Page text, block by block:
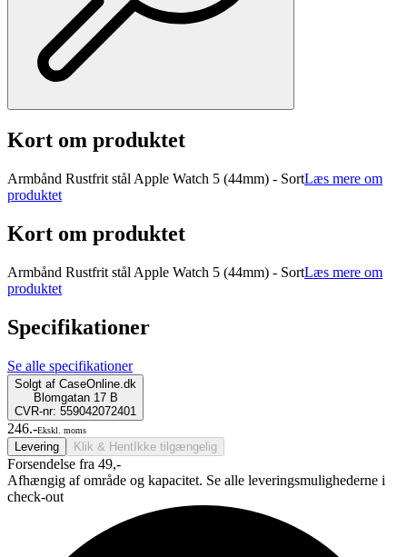
Kort om produktet
Armbånd Rustfrit stål Apple Watch 5 (44mm) - SortLæs mere om
produktet
Kort om produktet
Armbånd Rustfrit stål Apple Watch 5 (44mm) - SortLæs mere om
produktet
Specifikationer
Se alle specifikationer
Solgt af CaseOnline.dk
Blomgatan 17 B
CVR-nr: 559042072401
246.-Ekskl. moms
Levering Klik & Hent Ikke tilgængelig
Forsendelse fra 49,-
Afhængig af område og kapacitet. Se alle leveringsmulighederne i
check-out